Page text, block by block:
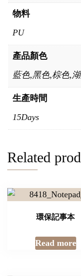
物料
PU
產品顏色
藍色,黑色,棕色,
生產時間
15Days
Related
環保記事本
Read more